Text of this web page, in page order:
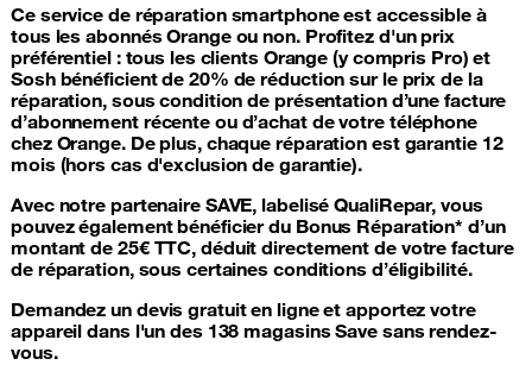
Ce service de réparation smartphoneest accessible à
tous les abonnés Orange ou non. Profitez d'un prix
préférentiel : tous les clients Orange (y compris Pro) et
Sosh bénéficient de 20% de réduction sur le prix de la
réparation, sous condition de présentation d’une facture
d’abonnement récente ou d’achat de votre téléphone
chez Orange. De plus, chaque réparation est garantie 12
mois (hors cas d'exclusion de garantie).
Avec notre partenaire SAVE, labelisé QualiRepar, vous
pouvez également bénéficier du Bonus Réparation* d’un
montant de 25€ TTC, déduit directement de votre facture
de réparation, sous certaines conditions d’éligibilité.
Demandez un devis gratuit en ligne et apportez votre
appareil dans l'un des 138 magasins Save sans rendez-
vous.